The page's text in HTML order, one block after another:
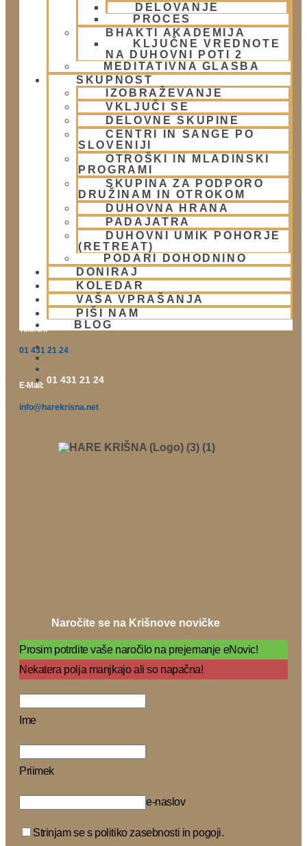
DELOVANJE
PROCES
BHAKTI AKADEMIJA
KLJUČNE VREDNOTE
NA DUHOVNI POTI 2
MEDITATIVNA GLASBA
SKUPNOST
IZOBRAŽEVANJE
VKLJUČI SE
DELOVNE SKUPINE
CENTRI IN SANGE PO
SLOVENIJI
OTROŠKI IN MLADINSKI
PROGRAMI
SKUPINA ZA PODPORO
DRUŽINAM IN OTROKOM
DUHOVNA HRANA
PADAJATRA
DUHOVNI UMIK POHORJE
(RETREAT)
PODARI DOHODNINO
DONIRAJ
KOLEDAR
VAŠA VPRAŠANJA
PIŠI NAM
BLOG
01 431 21 24
Nedeljsko srečanje
Politika zasebnosti
Prispevki
Aktualni dogodki
Trgovina Atmarama
Naslov:
Žibertova 27, Ljubljana
Telefon:
01 431 21 24
E-Mail:
info@harekrisna.net
Naročite se na Krišnove novičke
Prosim potrdite vaše naročilo na prejemanje eNovic!
Nekatera polja manjkajo ali so napačna!
Ime
Priimek
e-naslov
Strinjam se s politiko zasebnosti in pogoji.